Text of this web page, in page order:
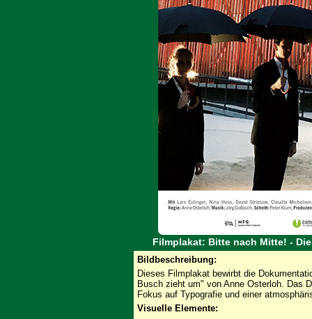
Filmplakat: Bitte nach Mitte! -
Bildbeschreibung:
Dieses Filmplakat bewirbt die
Busch zieht um" von Anne Osterloh. Das
Fokus auf Typografie und einer
Visuelle Elemente: